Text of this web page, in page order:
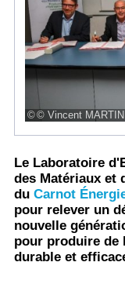
© Vincent
Le Laboratoire
des Matériaux et
du Carnot
pour relever un
nouvelle
pour produire de
durable et